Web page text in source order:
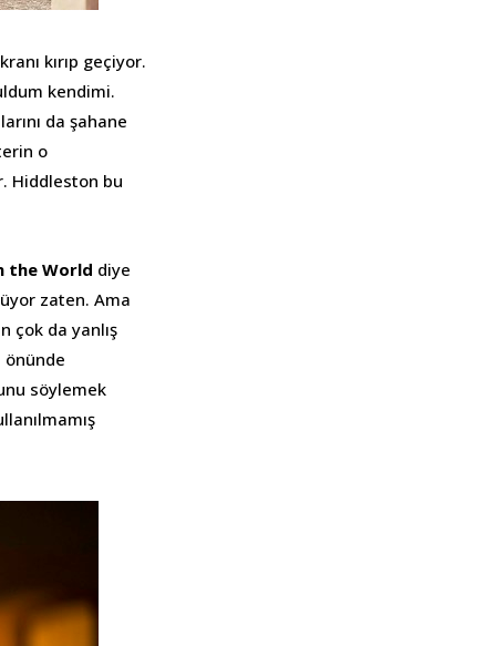
kırıp geçiyor.
kendimi.
da şahane
o
Hiddleston bu
the World diye
zaten. Ama
çok da yanlış
önünde
söylemek